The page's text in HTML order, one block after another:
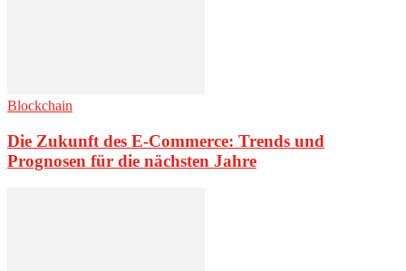
Blockchain
Die Zukunft des E-Commerce: Trends und
Prognosen für die nächsten Jahre